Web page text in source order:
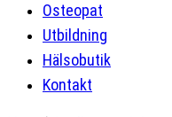
Osteopat
Utbildning
Hälsobutik
Kontakt